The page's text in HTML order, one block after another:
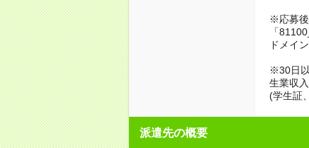
※応募後
「
ドメイ
※30日
生業収
(学生証
派遣先の概要